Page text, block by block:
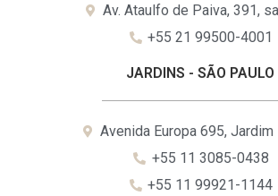
Av. Ataulfo de Paiva, 391,
+55 21 99500-4001
JARDINS - SÃO PAULO
Avenida Europa 695, Jardim
+55 11 3085-0438
+55 11 99921-1144